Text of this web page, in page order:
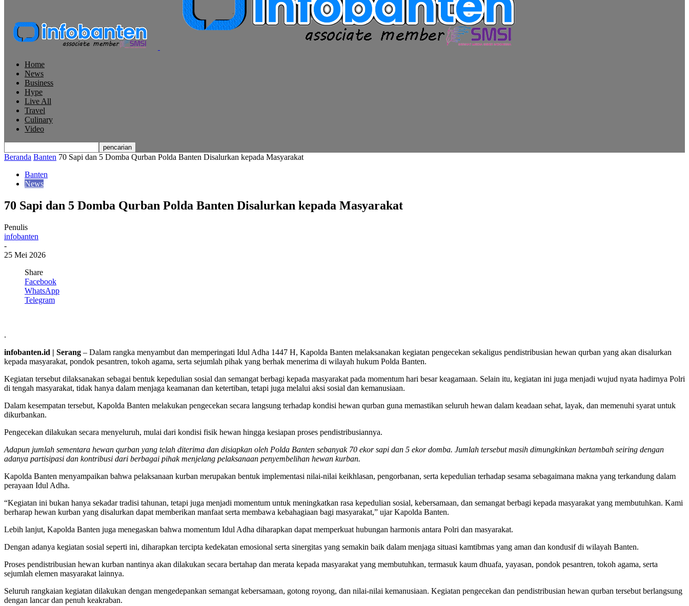
Home
News
Business
Hype
Live All
Travel
Culinary
Video
Beranda Banten 70 Sapi dan 5 Domba Qurban Polda Banten Disalurkan kepada Masyarakat
Banten
News
70 Sapi dan 5 Domba Qurban Polda Banten Disalurkan kepada Masyarakat
Penulis
infobanten
-
25 Mei 2026
Share
Facebook
WhatsApp
Telegram
.
infobanten.id | Serang – Dalam rangka menyambut dan memperingati Idul Adha 1447 H, Kapolda Banten melaksanakan kegiatan pengecekan sekaligus pendistribusian hewan qurban yang akan disalurkan
kepada masyarakat, pondok pesantren, tokoh agama, serta sejumlah pihak yang berhak menerima di wilayah hukum Polda Banten.
Kegiatan tersebut dilaksanakan sebagai bentuk kepedulian sosial dan semangat berbagi kepada masyarakat pada momentum hari besar keagamaan. Selain itu, kegiatan ini juga menjadi wujud nyata hadirnya Polri
di tengah masyarakat, tidak hanya dalam menjaga keamanan dan ketertiban, tetapi juga melalui aksi sosial dan kemanusiaan.
Dalam kesempatan tersebut, Kapolda Banten melakukan pengecekan secara langsung terhadap kondisi hewan qurban guna memastikan seluruh hewan dalam keadaan sehat, layak, dan memenuhi syarat untuk
dikurbankan.
Pengecekan dilakukan secara menyeluruh, mulai dari kondisi fisik hewan hingga kesiapan proses pendistribusiannya.
Adapun jumlah sementara hewan qurban yang telah diterima dan disiapkan oleh Polda Banten sebanyak 70 ekor sapi dan 5 ekor domba. Jumlah tersebut masih dimungkinkan bertambah seiring dengan
adanya partisipasi dan kontribusi dari berbagai pihak menjelang pelaksanaan penyembelihan hewan kurban.
Kapolda Banten menyampaikan bahwa pelaksanaan kurban merupakan bentuk implementasi nilai-nilai keikhlasan, pengorbanan, serta kepedulian terhadap sesama sebagaimana makna yang terkandung dalam
perayaan Idul Adha.
“Kegiatan ini bukan hanya sekadar tradisi tahunan, tetapi juga menjadi momentum untuk meningkatkan rasa kepedulian sosial, kebersamaan, dan semangat berbagi kepada masyarakat yang membutuhkan. Kami
berharap hewan kurban yang disalurkan dapat memberikan manfaat serta membawa kebahagiaan bagi masyarakat,” ujar Kapolda Banten.
Lebih lanjut, Kapolda Banten juga menegaskan bahwa momentum Idul Adha diharapkan dapat memperkuat hubungan harmonis antara Polri dan masyarakat.
Dengan adanya kegiatan sosial seperti ini, diharapkan tercipta kedekatan emosional serta sinergitas yang semakin baik dalam menjaga situasi kamtibmas yang aman dan kondusif di wilayah Banten.
Proses pendistribusian hewan kurban nantinya akan dilakukan secara bertahap dan merata kepada masyarakat yang membutuhkan, termasuk kaum dhuafa, yayasan, pondok pesantren, tokoh agama, serta
sejumlah elemen masyarakat lainnya.
Seluruh rangkaian kegiatan dilakukan dengan mengedepankan semangat kebersamaan, gotong royong, dan nilai-nilai kemanusiaan. Kegiatan pengecekan dan pendistribusian hewan qurban tersebut berlangsung
dengan lancar dan penuh keakraban.